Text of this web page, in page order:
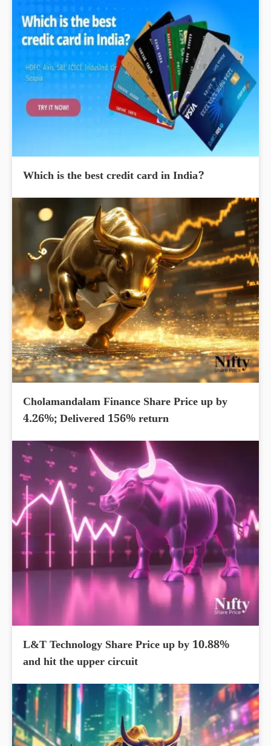
Which is the best credit card in India?
Cholamandalam Finance Share Price up by
4.26%; Delivered 156% return
L&T Technology Share Price up by 10.88%
and hit the upper circuit